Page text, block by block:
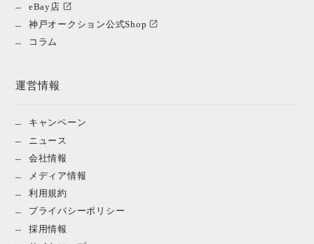
eBay店
神戸オークション公式Shop
コラム
運営情報
キャンペーン
ニュース
会社情報
メディア情報
利用規約
プライバシーポリシー
採用情報